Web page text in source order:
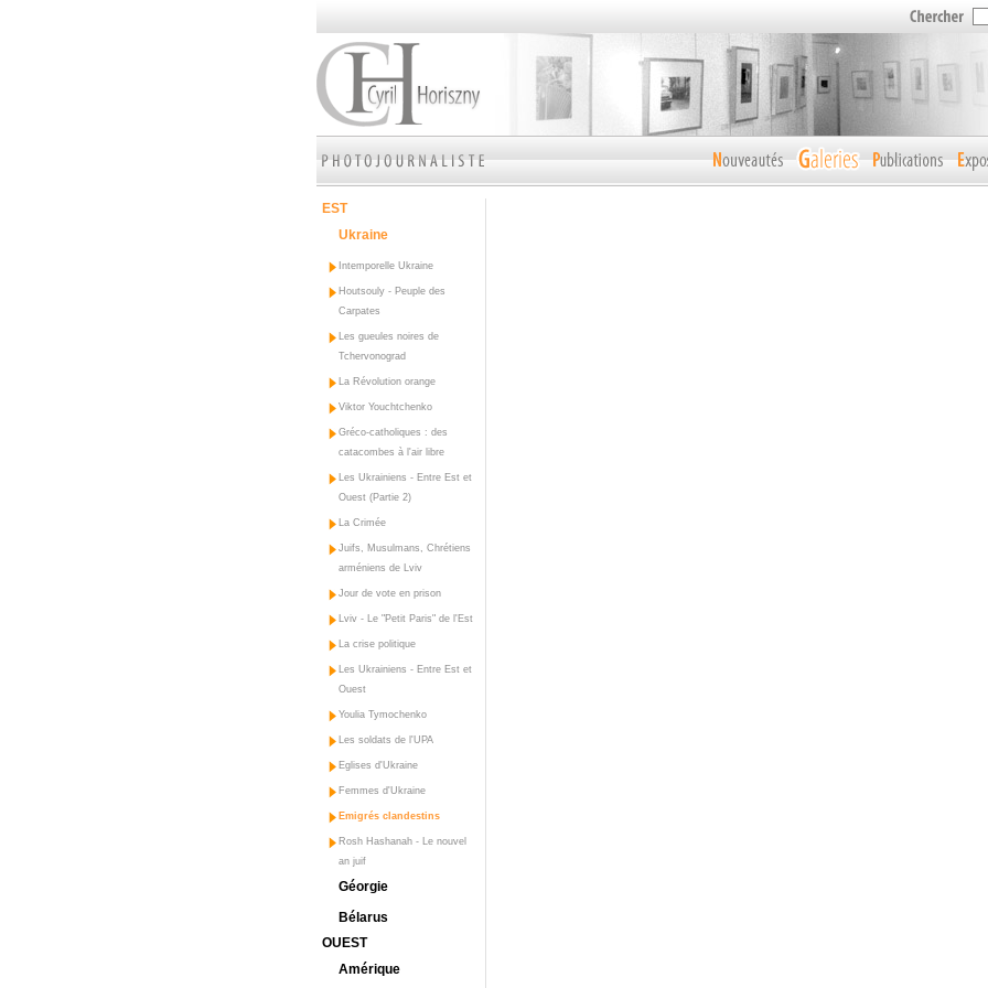
EST
Ukraine
Intemporelle Ukraine
Houtsouly - Peuple des
Carpates
Les gueules noires de
Tchervonograd
La Révolution orange
Viktor Youchtchenko
Gréco-catholiques : des
catacombes à l'air libre
Les Ukrainiens - Entre Est et
Ouest (Partie 2)
La Crimée
Juifs, Musulmans, Chrétiens
arméniens de Lviv
Jour de vote en prison
Lviv - Le "Petit Paris" de l'Est
La crise politique
Les Ukrainiens - Entre Est et
Ouest
Youlia Tymochenko
Les soldats de l'UPA
Eglises d'Ukraine
Femmes d'Ukraine
Emigrés clandestins
Rosh Hashanah - Le nouvel
an juif
Géorgie
Bélarus
OUEST
Amérique